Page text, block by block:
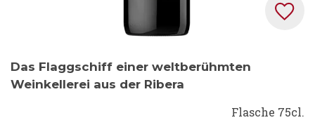
Anfang
der
Das Flaggschiff einer weltberühmten
Weinkellerei aus der Ribera
Flasche 75cl.